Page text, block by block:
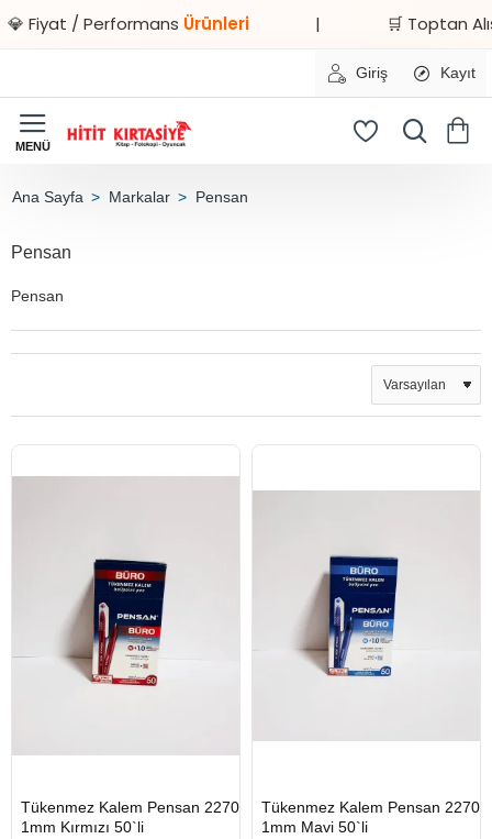
Fiyat / PerformansÜrünleri 🛒 Toptan
Giriş Kayıt
Markalar Pensan
Pensan
Pensan
TESLİMAT
Tükenmez Kalem Pensan 2270
1mm Kırmızı 50`li
TESLİMAT
Tükenmez Kalem Pensan 2270
1mm Mavi 50`li